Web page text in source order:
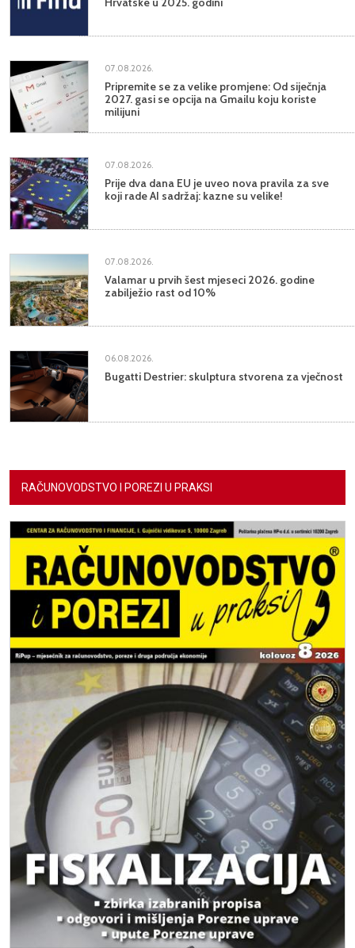
07.08.2026.
Pripremite se za velike promjene: Od siječnja
2027. gasi se opcija na Gmailu koju koriste
milijuni
07.08.2026.
Prije dva dana EU je uveo nova pravila za sve
koji rade AI sadržaj: kazne su velike!
07.08.2026.
Valamar u prvih šest mjeseci 2026. godine
zabilježio rast od 10%
06.08.2026.
Bugatti Destrier: skulptura stvorena za vječnost
RAČUNOVODSTVO I POREZI U PRAKSI